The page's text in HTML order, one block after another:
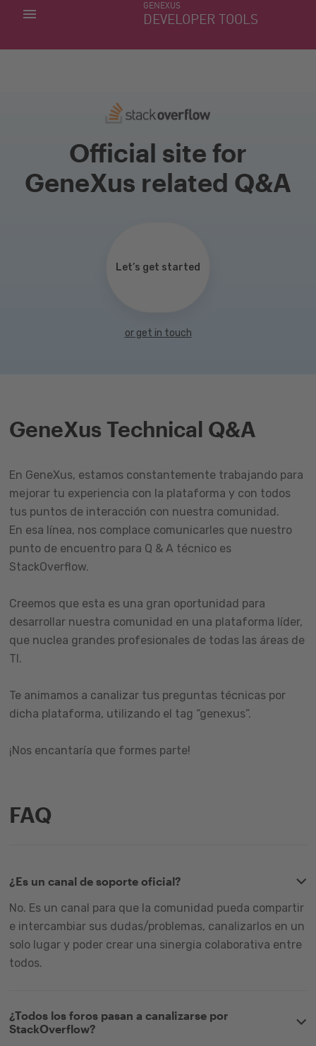
GENEXUS
DEVELOPER TOOLS
MIS APLICACIONES
Official site for
GeneXus related Q&A
Let’s get started
or get in touch
GeneXus Technical Q&A
En GeneXus, estamos constantemente trabajando para
mejorar tu experiencia con la plataforma y con todos
tus puntos de interacción con nuestra comunidad.
En esa línea, nos complace comunicarles que nuestro
punto de encuentro para Q & A técnico es
StackOverflow.
Creemos que esta es una gran oportunidad para
desarrollar nuestra comunidad en una plataforma líder,
que nuclea grandes profesionales de todas las áreas de
TI.
Te animamos a canalizar tus preguntas técnicas por
dicha plataforma, utilizando el tag “genexus”.
¡Nos encantaría que formes parte!
FAQ
¿Es un canal de soporte oficial?
No. Es un canal para que la comunidad pueda compartir
e intercambiar sus dudas/problemas, canalizarlos en un
solo lugar y poder crear una sinergia colaborativa entre
todos.
¿Todos los foros pasan a canalizarse por
StackOverflow?